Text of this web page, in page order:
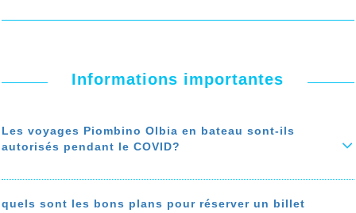
Informations importantes
Les voyages Piombino Olbia en bateau sont-ils
autorisés pendant le COVID?
Durant la troisième vague du covid, les voyages Piombino Olbia en
En savoir plus sur 'Les voyages Piombino Olbia en bateau sont-ils
quels sont les bons plans pour réserver un billet